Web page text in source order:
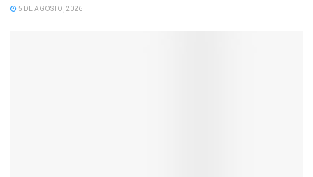
5 DE AGOSTO, 2026